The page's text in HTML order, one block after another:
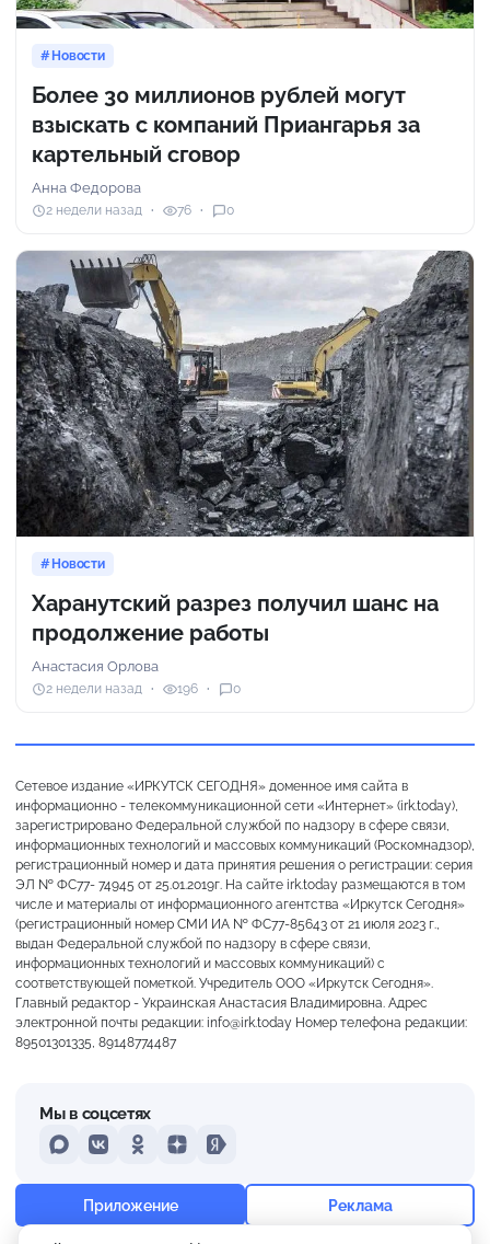
+20° Переменная облачность
Ощущается как +20
Новости
Более 30 миллионов рублей могут
взыскать с компаний Приангарья за
картельный сговор
Анна Федорова
2 недели назад 76 0
Новости
Харанутский разрез получил шанс на
продолжение работы
Анастасия Орлова
2 недели назад 196 0
Сетевое издание «ИРКУТСК СЕГОДНЯ» доменное имя сайта в
информационно - телекоммуникационной сети «Интернет» (irk.today),
зарегистрировано Федеральной службой по надзору в сфере связи,
информационных технологий и массовых коммуникаций (Роскомнадзор),
регистрационный номер и дата принятия решения о регистрации: серия
ЭЛ № ФС77- 74945 от 25.01.2019г. На сайте irk.today размещаются в том
числе и материалы от информационного агентства «Иркутск Сегодня»
(регистрационный номер СМИ ИА № ФС77-85643 от 21 июля 2023 г.,
выдан Федеральной службой по надзору в сфере связи,
информационных технологий и массовых коммуникаций) с
соответствующей пометкой. Учредитель ООО «Иркутск Сегодня».
Главный редактор - Украинская Анастасия Владимировна. Адрес
электронной почты редакции: info@irk.today Номер телефона редакции:
89501301335, 89148774487
Мы в соцсетях
MAXVKontakteOdnoklassniki
DzenYandex
Приложение Реклама